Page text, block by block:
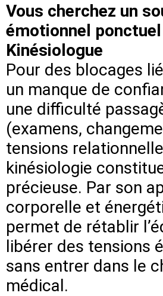
Vous cherchez un
émotionnel
Kinésiologue
Pour des blocages
un manque de
une difficulté
(examens,
tensions
kinésiologie
précieuse. Par son
corporelle et
permet de rétablir
libérer des tensions
sans entrer dans le
médical.